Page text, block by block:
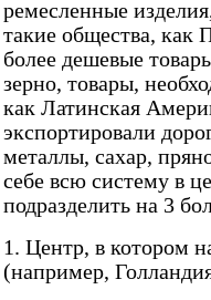
ремесленные
такие общества, как
более дешевые
зерно, товары,
как Латинская
экспортировали
металлы, сахар,
себе всю систему в
подразделить на 3
1. Центр, в котором
(например,